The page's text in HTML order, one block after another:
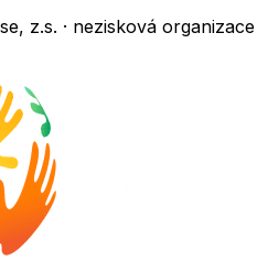
z.s. · nezisková organizace